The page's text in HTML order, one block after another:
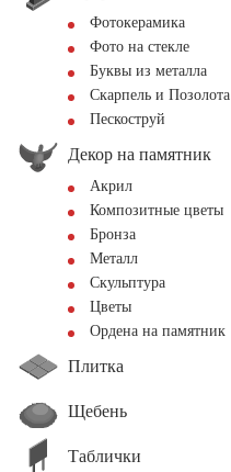
Фотокерамика
Фото на стекле
Буквы из металла
Скарпель и Позолота
Пескоструй
Декор на памятник
Акрил
Композитные цветы
Бронза
Металл
Скульптура
Цветы
Ордена на памятник
Плитка
Щебень
Таблички